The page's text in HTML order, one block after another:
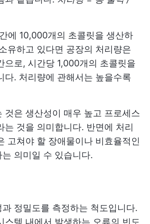
에 10,000개의 초콜릿을 생산하
유하고 있다면 공장의 처리량은
으로, 시간당 1,000개의 초콜릿을
다. 처리량에 관해서는 높을수록
것은 생산성이 매우 높고 프로세스
는 것을 의미합니다. 반면에 처리
고쳐야 할 장애물이나 비효율적인
의미일 수 있습니다.
과 정밀도를 측정하는 척도입니다.
스템 내에서 발생하는 오류의 빈도